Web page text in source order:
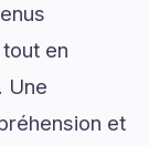
en
Une
et